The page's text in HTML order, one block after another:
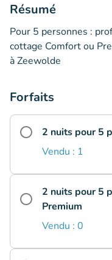
Résumé
Pour 5 personnes :
cottage Comfort ou
à Zeewolde
Forfaits
2 nuits pour 5
Vendu : 1
2 nuits pour 5
Premium
Vendu : 0